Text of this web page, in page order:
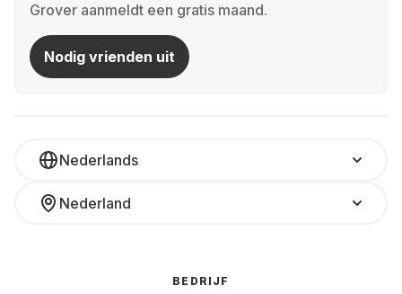
Grover aanmeldt een gratis maand.
Nodig vrienden uit
Nederlands
Nederland
BEDRIJF